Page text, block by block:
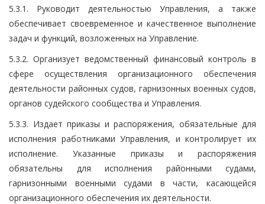
5.3.1. Руководит деятельностью Управления, а также
обеспечивает своевременное и качественное выполнение
задач и функций, возложенных на Управление.
5.3.2. Организует ведомственный финансовый контроль в
сфере осуществления организационного обеспечения
деятельности районных судов, гарнизонных военных судов,
органов судейского сообщества и Управления.
5.3.3. Издает приказы и распоряжения, обязательные для
исполнения работниками Управления, и контролирует их
исполнение. Указанные приказы и распоряжения
обязательны для исполнения районными судами,
гарнизонными военными судами в части, касающейся
организационного обеспечения их деятельности.